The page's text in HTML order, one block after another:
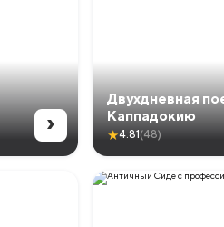
›
Двухдневная
Каппадокию
★4.81 (48)